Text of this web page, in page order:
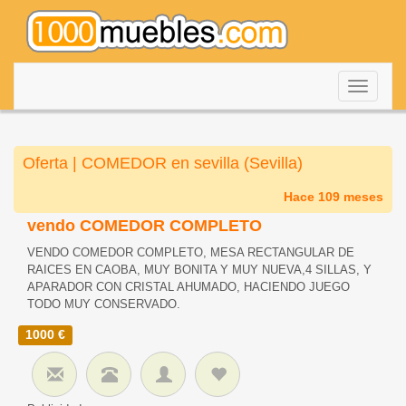
Oferta | COMEDOR en sevilla (Sevilla)
Hace 109 meses
vendo COMEDOR COMPLETO
VENDO COMEDOR COMPLETO, MESA RECTANGULAR DE
RAICES EN CAOBA, MUY BONITA Y MUY NUEVA,4 SILLAS, Y
APARADOR CON CRISTAL AHUMADO, HACIENDO JUEGO
TODO MUY CONSERVADO.
1000 €